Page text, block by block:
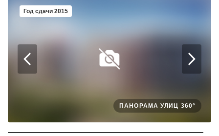
Год сдачи 2015
ПАНОРАМА УЛИЦ 360°